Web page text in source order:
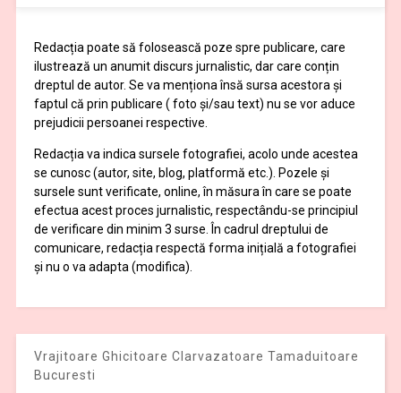
Redacția poate să folosească poze spre publicare, care
ilustrează un anumit discurs jurnalistic, dar care conțin
dreptul de autor. Se va menționa însă sursa acestora și
faptul că prin publicare ( foto și/sau text) nu se vor aduce
prejudicii persoanei respective.
Redacția va indica sursele fotografiei, acolo unde acestea
se cunosc (autor, site, blog, platformă etc.). Pozele și
sursele sunt verificate, online, în măsura în care se poate
efectua acest proces jurnalistic, respectându-se principiul
de verificare din minim 3 surse. În cadrul dreptului de
comunicare, redacția respectă forma inițială a fotografiei
și nu o va adapta (modifica).
Vrajitoare Ghicitoare Clarvazatoare Tamaduitoare
Bucuresti